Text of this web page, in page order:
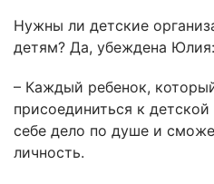
Нужны ли детские
детям? Да, убеждена Юлия:
– Каждый ребенок,
присоединиться к
себе дело по душе и
личность.